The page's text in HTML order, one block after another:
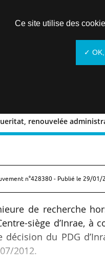
renouvelée
n°428380 - Publié le 29/01/
de recherche
siège d’Inrae,
du PDG
2012.
Ce site utilise des
✓